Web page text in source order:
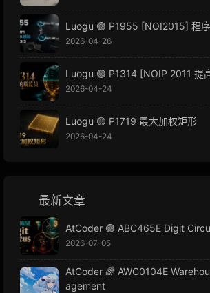
Luogu 🟢 P1955 [NOI2015] 程
2026-04-26
Luogu 🟢 P1314 [NOIP 2011 提
2026-04-24
Luogu 🟡 P1719 最大加权矩形
2026-04-24
最新文章
AtCoder 🟢 ABC465E Digit
2026-07-05
AtCoder 🌈 AWC0104E
agement